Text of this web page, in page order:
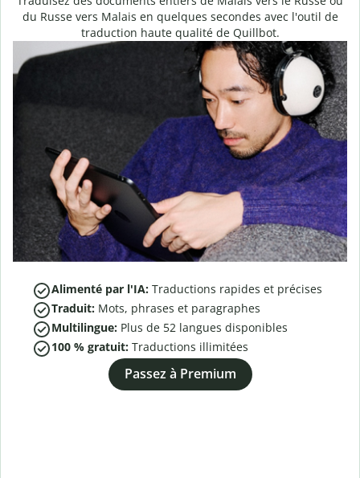
du Russe vers Malais en quelques secondes avec l'outil de
traduction haute qualité de Quillbot.
Alimenté par l'IA: Traductions rapides et précises
Traduit: Mots, phrases et paragraphes
Multilingue: Plus de 52 langues disponibles
100 % gratuit: Traductions illimitées
Passez à Premium